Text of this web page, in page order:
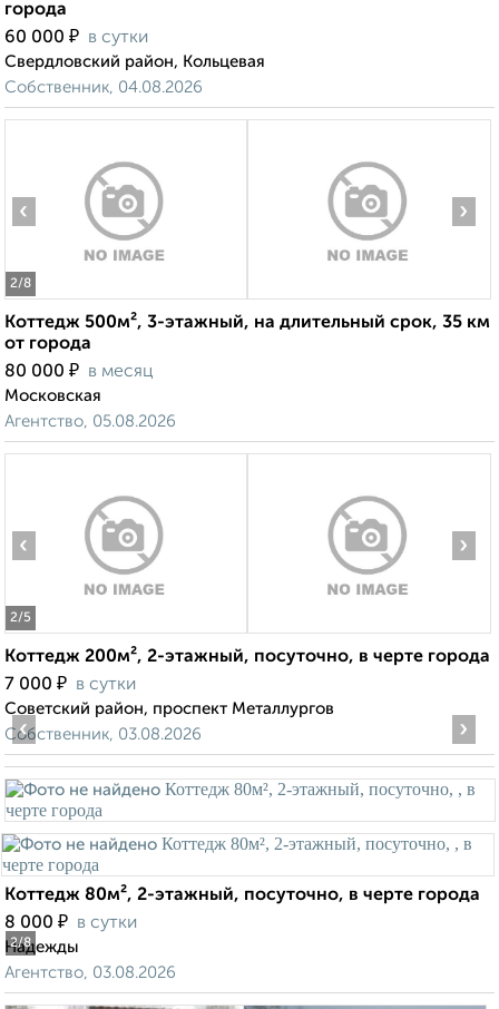
города
60 000 ₽ в сутки
Свердловский район, Кольцевая
Собственник, 04.08.2026
2/8
‹ ›
Коттедж 500м², 3-этажный, на длительный срок, 35 км
от города
80 000 ₽ в месяц
Московская
Агентство, 05.08.2026
2/5
‹ ›
Коттедж 200м², 2-этажный, посуточно, в черте города
7 000 ₽ в сутки
Советский район, проспект Металлургов
Собственник, 03.08.2026
2/8
‹ ›
Коттедж 80м², 2-этажный, посуточно, в черте города
8 000 ₽ в сутки
Надежды
Агентство, 03.08.2026